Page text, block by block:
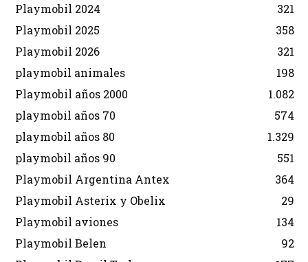
Playmobil 2024
321
Playmobil 2025
358
Playmobil 2026
321
playmobil animales
198
Playmobil años 2000
1.082
playmobil años 70
574
playmobil años 80
1.329
playmobil años 90
551
Playmobil Argentina Antex
364
Playmobil Asterix y Obelix
29
Playmobil aviones
134
Playmobil Belen
92